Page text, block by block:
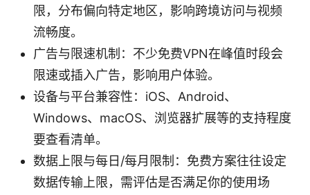
限，分布偏向特定地区，影响跨境访问与视频
流畅度。
广告与限速机制：不少免费VPN在峰值时段会
限速或插入广告，影响用户体验。
设备与平台兼容性：iOS、Android、
Windows、macOS、浏览器扩展等的支持程度
要查看清单。
数据上限与每日/每月限制：免费方案往往设定
数据传输上限，需评估是否满足你的使用场